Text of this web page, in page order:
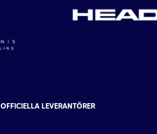
OFFICIELLA LEVERANTÖRER